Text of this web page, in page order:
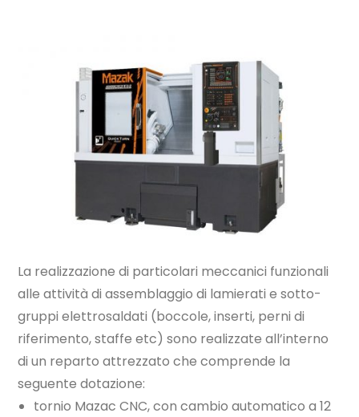
La realizzazione di particolari meccanici funzionali
alle attività di assemblaggio di lamierati e sotto-
gruppi elettrosaldati (boccole, inserti, perni di
riferimento, staffe etc) sono realizzate all’interno
di un reparto attrezzato che comprende la
seguente dotazione:
tornio Mazac CNC, con cambio automatico a 12